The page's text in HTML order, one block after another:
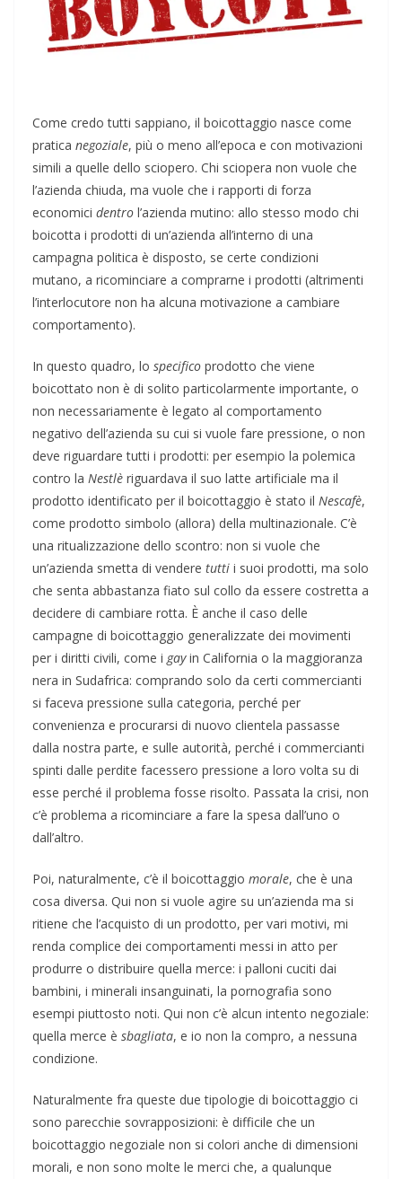
Come credo tutti sappiano, il boicottaggio nasce come
pratica negoziale, più o meno all’epoca e con motivazioni
simili a quelle dello sciopero. Chi sciopera non vuole che
l’azienda chiuda, ma vuole che i rapporti di forza
economici dentro l’azienda mutino: allo stesso modo chi
boicotta i prodotti di un’azienda all’interno di una
campagna politica è disposto, se certe condizioni
mutano, a ricominciare a comprarne i prodotti (altrimenti
l’interlocutore non ha alcuna motivazione a cambiare
comportamento).
In questo quadro, lo specifico prodotto che viene
boicottato non è di solito particolarmente importante, o
non necessariamente è legato al comportamento
negativo dell’azienda su cui si vuole fare pressione, o non
deve riguardare tutti i prodotti: per esempio la polemica
contro la Nestlè riguardava il suo latte artificiale ma il
prodotto identificato per il boicottaggio è stato il Nescafè,
come prodotto simbolo (allora) della multinazionale. C’è
una ritualizzazione dello scontro: non si vuole che
un’azienda smetta di vendere tutti i suoi prodotti, ma solo
che senta abbastanza fiato sul collo da essere costretta a
decidere di cambiare rotta. È anche il caso delle
campagne di boicottaggio generalizzate dei movimenti
per i diritti civili, come i gayin California o la maggioranza
nera in Sudafrica: comprando solo da certi commercianti
si faceva pressione sulla categoria, perché per
convenienza e procurarsi di nuovo clientela passasse
dalla nostra parte, e sulle autorità, perché i commercianti
spinti dalle perdite facessero pressione a loro volta su di
esse perché il problema fosse risolto. Passata la crisi, non
c’è problema a ricominciare a fare la spesa dall’uno o
dall’altro.
Poi, naturalmente, c’è il boicottaggio morale, che è una
cosa diversa. Qui non si vuole agire su un’azienda ma si
ritiene che l’acquisto di un prodotto, per vari motivi, mi
renda complice dei comportamenti messi in atto per
produrre o distribuire quella merce: i palloni cuciti dai
bambini, i minerali insanguinati, la pornografia sono
esempi piuttosto noti. Qui non c’è alcun intento negoziale:
quella merce è sbagliata, e io non la compro, a nessuna
condizione.
Naturalmente fra queste due tipologie di boicottaggio ci
sono parecchie sovrapposizioni: è difficile che un
boicottaggio negoziale non si colori anche di dimensioni
morali, e non sono molte le merci che, a qualunque